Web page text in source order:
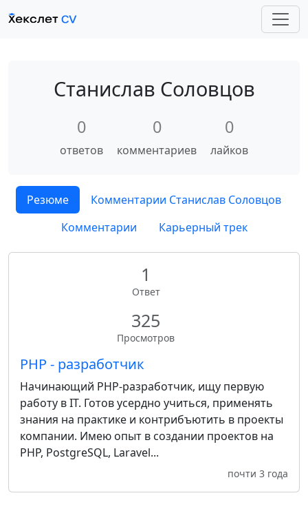
Станислав Соловцов
0
ответов
0
комментариев
0
лайков
Резюме
Комментарии Станислав Соловцов
Комментарии
Карьерный трек
1
Ответ
325
Просмотров
PHP - разработчик
Начинающий PHP-разработчик, ищу первую
работу в IT. Готов усердно учиться, применять
знания на практике и контрибъютить в проекты
компании. Имею опыт в создании проектов на
PHP, PostgreSQL, Laravel...
почти 3 года